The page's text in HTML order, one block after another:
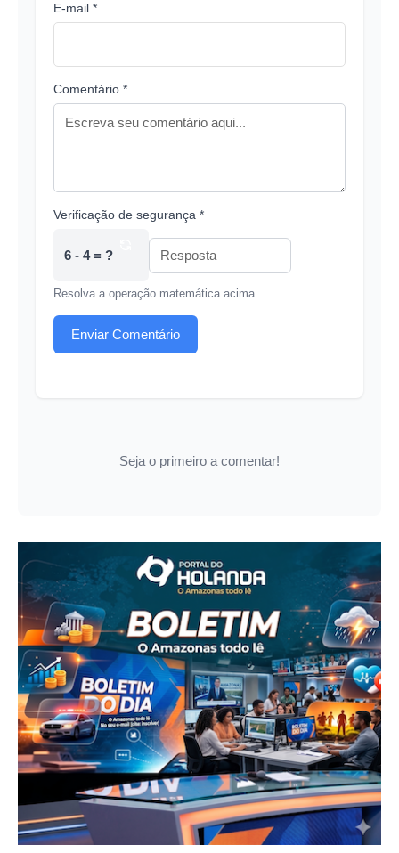
E-mail *
Comentário *
Verificação de segurança *
6 - 4 = ?
Resolva a operação matemática acima
Enviar Comentário
Seja o primeiro a comentar!